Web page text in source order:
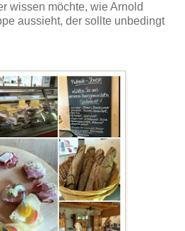
wissen möchte, wie Arnold
aussieht, der sollte unbedingt